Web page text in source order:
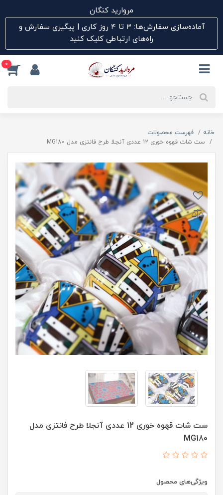
مروارید کنگان
آماده‌سازی سفارش‌ها: ۳ تا ۴ روز کاری | پیگیری سفارش و
راه‌های ارتباطی کلیک کنید
0
خانه
فهرست محصولات
ست شات قهوه خوری 12 عددی آنجلا طرح فانتزی مدل MG180
ست شات قهوه خوری 12 عددی آنجلا طرح فانتزی مدل
MG180
ویژگی‌های محصول